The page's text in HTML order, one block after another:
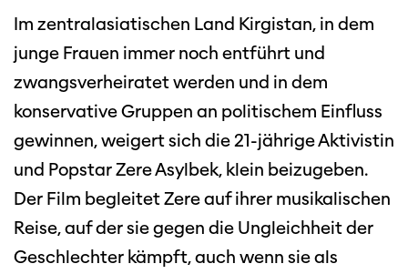
Im zentralasiatischen Land Kirgistan, in dem
junge Frauen immer noch entführt und
zwangsverheiratet werden und in dem
konservative Gruppen an politischem Einfluss
gewinnen, weigert sich die 21-jährige Aktivistin
und Popstar Zere Asylbek, klein beizugeben.
Der Film begleitet Zere auf ihrer musikalischen
Reise, auf der sie gegen die Ungleichheit der
Geschlechter kämpft, auch wenn sie als